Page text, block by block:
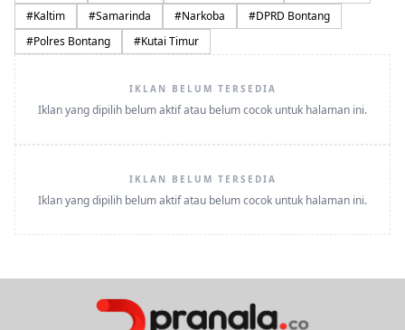
#Kaltim #Samarinda #Narkoba #DPRD Bontang
#Polres Bontang #Kutai Timur
IKLAN BELUM TERSEDIA
Iklan yang dipilih belum aktif atau belum cocok untuk halaman ini.
IKLAN BELUM TERSEDIA
Iklan yang dipilih belum aktif atau belum cocok untuk halaman ini.